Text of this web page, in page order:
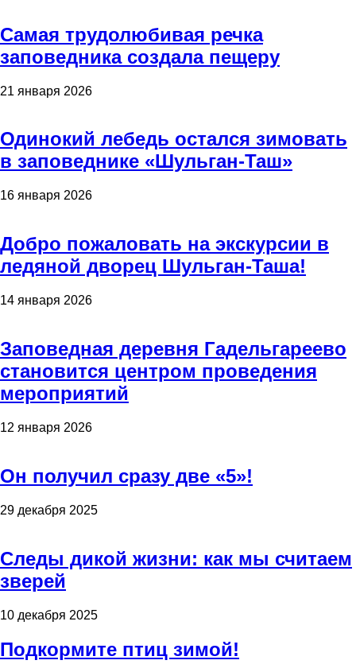
Самая трудолюбивая речка
заповедника создала пещеру
21 января 2026
Одинокий лебедь остался зимовать
в заповеднике «Шульган-Таш»
16 января 2026
Добро пожаловать на экскурсии в
ледяной дворец Шульган-Таша!
14 января 2026
Заповедная деревня Гадельгареево
становится центром проведения
мероприятий
12 января 2026
Он получил сразу две «5»!
29 декабря 2025
Следы дикой жизни: как мы считаем
зверей
10 декабря 2025
Подкормите птиц зимой!